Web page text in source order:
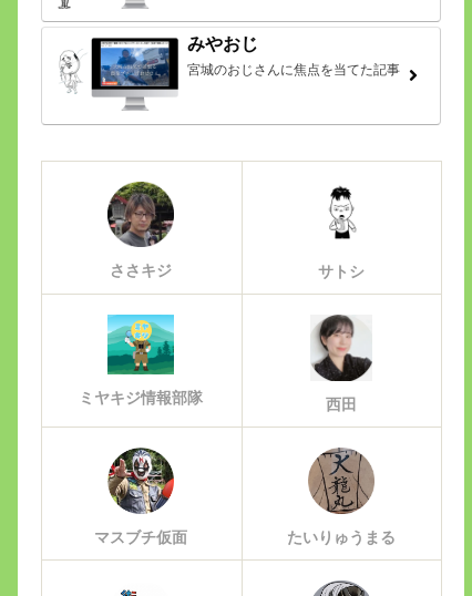
みやおじ
宮城のおじさんに焦点を当てた記事
ささキジ サトシ
ミヤキジ情報部隊 西田
マスブチ仮面 たいりゅうまる